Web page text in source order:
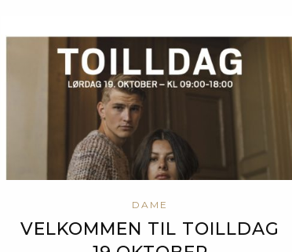
DAME
VELKOMMEN TIL TOILLDAG